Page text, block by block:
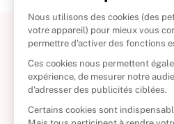
À propos
Politique de retour
Reprendre vos livres